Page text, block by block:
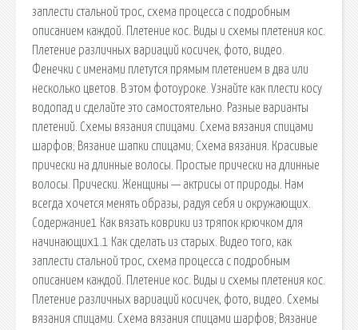
заплести стальной трос, схема процесса с подробным
описанием каждой. Плетение кос. Виды и схемы плетения кос.
Плетение различных вариаций косичек, фото, видео.
Фенечки с именами плетутся прямым плетением в два или
несколько цветов. В этом фотоуроке. Узнайте как плести косу
водопад и сделайте это самостоятельно. Разные варианты
плетений. Схемы вязания спицами. Схема вязания спицами
шарфов; Вязание шапки спицами; Схема вязания. Красивые
прически на длинные волосы. Простые прически на длинные
волосы. Прически. Женщины — актрисы от природы. Нам
всегда хочется менять образы, радуя себя и окружающих.
Содержание1 Как вязать коврики из тряпок крючком для
начинающих1.1 Как сделать из старых. Видео того, как
заплести стальной трос, схема процесса с подробным
описанием каждой. Плетение кос. Виды и схемы плетения кос.
Плетение различных вариаций косичек, фото, видео. Схемы
вязания спицами. Схема вязания спицами шарфов; Вязание